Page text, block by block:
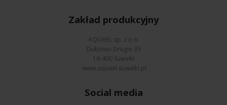
Zakład produkcyjny
AQUAEL sp. z o.o.
Dubowo Drugie 35
16-400 Suwałki
www.aquael.suwalki.pl
Social media